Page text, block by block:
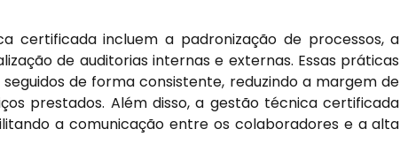
certificada incluem a padronização de processos, a
de auditorias internas e externas. Essas práticas
de forma consistente, reduzindo a margem de
prestados. Além disso, a gestão técnica certificada
a comunicação entre os colaboradores e a alta